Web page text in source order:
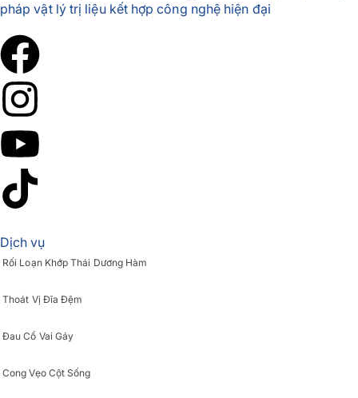
pháp vật lý trị liệu kết hợp công nghệ hiện đại
Dịch vụ
Rối Loạn Khớp Thái Dương Hàm
Thoát Vị Đĩa Đệm
Đau Cổ Vai Gáy
Cong Vẹo Cột Sống